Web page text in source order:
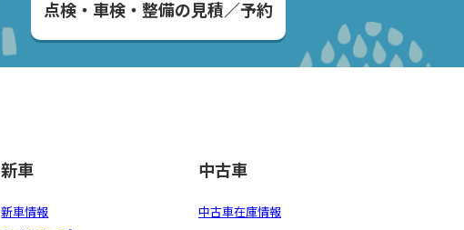
点検・車検・整備の見積／予約
新車
新車情報
中古車
中古車在庫情報